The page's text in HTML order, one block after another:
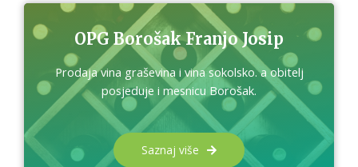
OPG Borošak Franjo Josip
Prodaja vina graševina i vina sokolsko. a obitelj
posjeduje i mesnicu Borošak.
Saznaj više